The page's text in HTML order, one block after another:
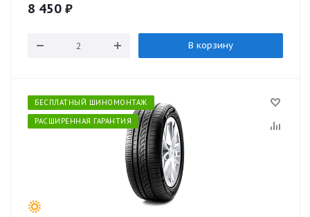
8 450 ₽
В корзину
БЕСПЛАТНЫЙ ШИНОМОНТАЖ
РАСШИРЕННАЯ ГАРАНТИЯ